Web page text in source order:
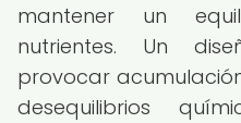
mantener un
nutrientes. Un
provocar
desequilibrios